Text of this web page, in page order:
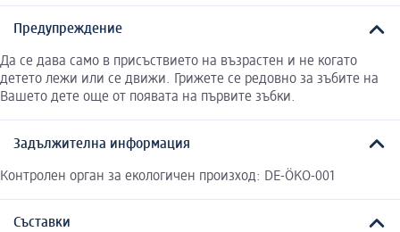
Предупреждение
Да се дава само в присъствието на възрастен и не когато
детето лежи или се движи. Грижете се редовно за зъбите на
Вашето дете още от появата на първите зъбки.
Задължителна информация
Контролен орган за екологичен произход: DE-ÖKO-001
Съставки